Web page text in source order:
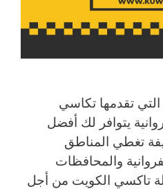
تقدمها تكاسي
يتوافر لك أفضل
تغطي المناطق
والمحافظات
تاكسي الكويت من أجل